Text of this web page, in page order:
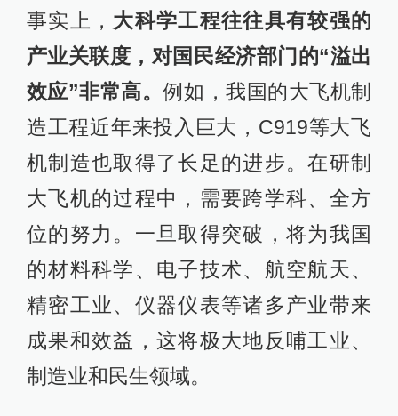
事实上， 大科学工程往往具有较强的
产业关联度，对国民经济部门的“溢出
效应”非常高。例如，我国的大飞机制
造工程近年来投入巨大，C919等大飞
机制造也取得了长足的进步。在研制
大飞机的过程中，需要跨学科、全方
位的努力。一旦取得突破，将为我国
的材料科学、电子技术、航空航天、
精密工业、仪器仪表等诸多产业带来
成果和效益，这将极大地反哺工业、
制造业和民生领域。